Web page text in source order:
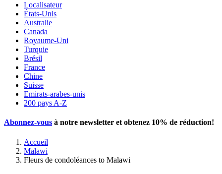
Localisateur
États-Unis
Australie
Canada
Royaume-Uni
Turquie
Brésil
France
Chine
Suisse
Emirats-arabes-unis
200 pays A-Z
Abonnez-vous à notre newsletter et obtenez 10% de réduction!
Accueil
Malawi
Fleurs de condoléances to Malawi